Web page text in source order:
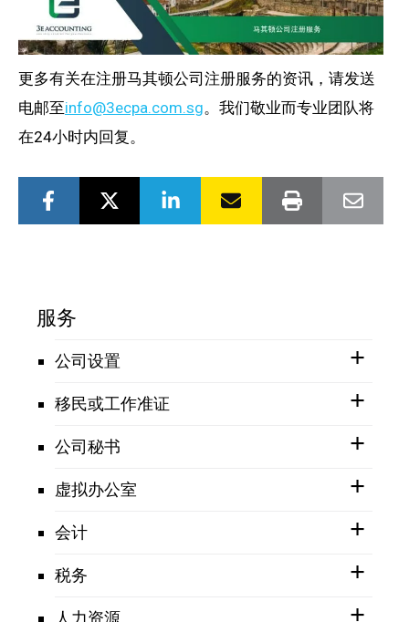
更多有关在注册马其顿公司注册服务的资讯，请发送
电邮至info@3ecpa.com.sg。我们敬业而专业团队将
在24小时内回复。
服务
公司设置
移民或工作准证
公司秘书
虚拟办公室
会计
税务
人力资源